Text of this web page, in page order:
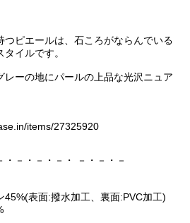
つピエールは、石ころがならんでいる
イルです。
レーの地にパールの上品な光沢ニュア
items/27325920
・－・－・－・ －・－・－
表面:撥水加工、裏面:PVC加工)